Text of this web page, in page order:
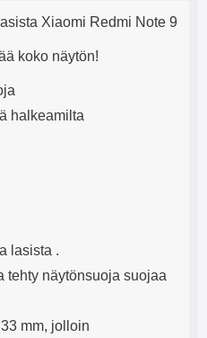
Max Output: USB: DC5V/3.0A
(18W) Type-C: 5V/3A (PD15W)
5V/3A Max Maximum output:
j
e
Xiaomi Redmi Note 9
koko näytön!
halkeamilta
lasista .
tehty näytönsuoja suojaa
mm, jolloin